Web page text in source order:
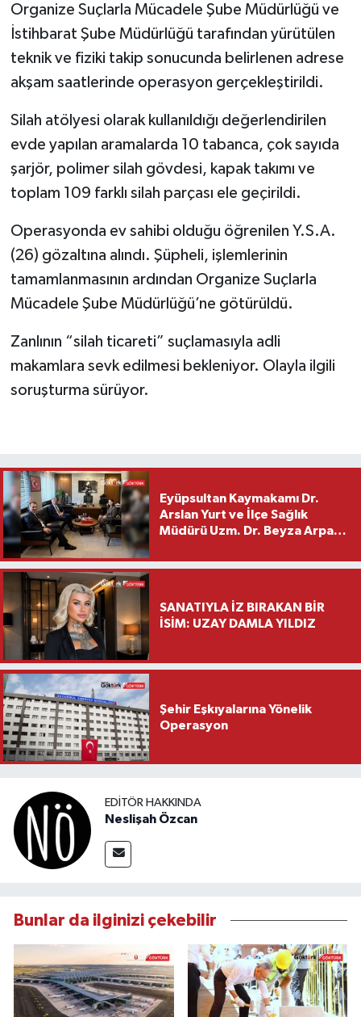
Organize Suçlarla Mücadele Şube Müdürlüğü ve
İstihbarat Şube Müdürlüğü tarafından yürütülen
teknik ve fiziki takip sonucunda belirlenen adrese
akşam saatlerinde operasyon gerçekleştirildi.
Silah atölyesi olarak kullanıldığı değerlendirilen
evde yapılan aramalarda 10 tabanca, çok sayıda
şarjör, polimer silah gövdesi, kapak takımı ve
toplam 109 farklı silah parçası ele geçirildi.
Operasyonda ev sahibi olduğu öğrenilen Y.S.A.
(26) gözaltına alındı. Şüpheli, işlemlerinin
tamamlanmasının ardından Organize Suçlarla
Mücadele Şube Müdürlüğü’ne götürüldü.
Zanlının “silah ticareti” suçlamasıyla adli
makamlara sevk edilmesi bekleniyor. Olayla ilgili
soruşturma sürüyor.
Eyüpsultan Kaymakamı Dr.
Arslan Yurt ve İlçe Sağlık
Müdürü Uzm. Dr. Beyza Arpacı
Ziyareti
SANATIYLA İZ BIRAKAN BİR
İSİM: UZAY DAMLA YILDIZ
Şehir Eşkıyalarına Yönelik
Operasyon
EDITÖR HAKKINDA
Neslişah Özcan
Bunlar da ilginizi çekebilir